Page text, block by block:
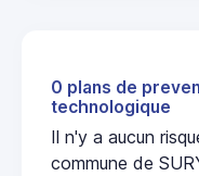
0 plans de
technologique
Il n'y a aucun
commune de